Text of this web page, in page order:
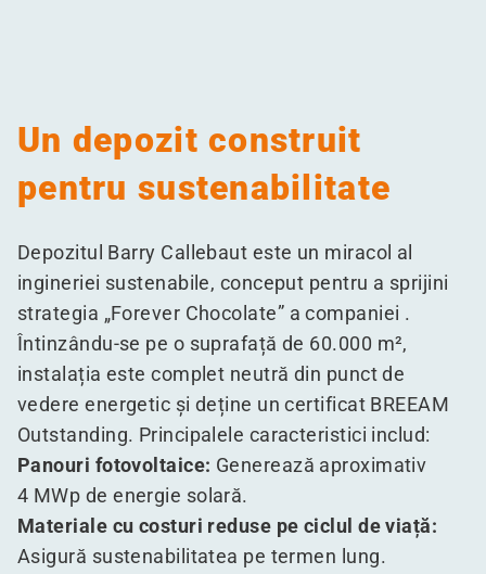
Un depozit construit
pentru sustenabilitate
Depozitul Barry Callebaut este un miracol al
ingineriei sustenabile, conceput pentru a sprijini
strategia „Forever Chocolate” a companiei .
Întinzându-se pe o suprafață de 60.000 m²,
instalația este complet neutră din punct de
vedere energetic și deține un certificat BREEAM
Outstanding. Principalele caracteristici includ:
Panouri fotovoltaice: Generează aproximativ
4 MWp de energie solară.
Materiale cu costuri reduse pe ciclul de viață:
Asigură sustenabilitatea pe termen lung.